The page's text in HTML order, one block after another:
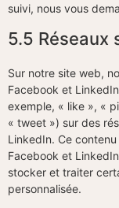
suivi, nous vous
5.5 Réseaux
Sur notre site web,
Facebook et
exemple, « like », «
« tweet ») sur des
LinkedIn. Ce
Facebook et
stocker et traiter
personnalisée.